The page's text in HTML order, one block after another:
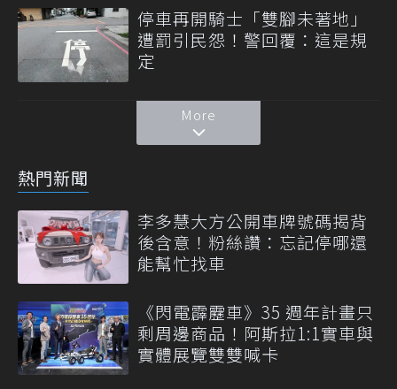
停車再開騎士「雙腳未著地」
遭罰引民怨！警回覆：這是規
定
More
熱門新聞
李多慧大方公開車牌號碼揭背
後含意！粉絲讚：忘記停哪還
能幫忙找車
《閃電霹靂車》35 週年計畫只
剩周邊商品！阿斯拉1:1實車與
實體展覽雙雙喊卡